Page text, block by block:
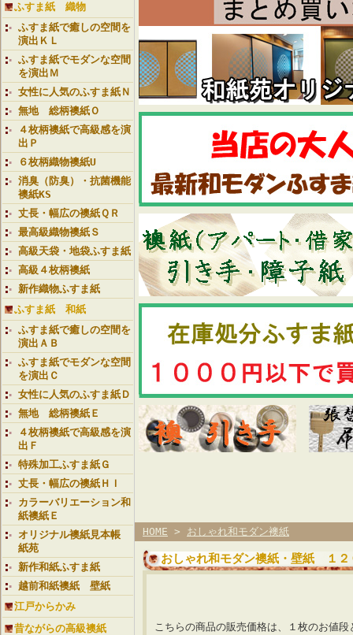
ふすま紙 織物
ふすま紙で癒しの空間を
演出ＫＬ
ふすま紙でモダンな空間
を演出Ｍ
女性に人気のふすま紙Ｎ
無地 総柄襖紙Ｏ
４枚柄襖紙で高級感を演
出Ｐ
６枚柄織物襖紙U
消臭（防臭）・抗菌機能
襖紙KS
丈長・幅広の襖紙ＱＲ
最高級織物襖紙Ｓ
高級天袋・地袋ふすま紙
高級４枚柄襖紙
新作織物ふすま紙
ふすま紙 和紙
ふすま紙で癒しの空間を
演出ＡＢ
ふすま紙でモダンな空間
を演出Ｃ
女性に人気のふすま紙Ｄ
無地 総柄襖紙Ｅ
４枚柄襖紙で高級感を演
出Ｆ
特殊加工ふすま紙Ｇ
丈長・幅広の襖紙ＨＩ
カラーバリエーション和
紙襖紙Ｅ
オリジナル襖紙見本帳
紙苑
新作和紙ふすま紙
越前和紙襖紙 壁紙
江戸からかみ
昔ながらの高級襖紙
HOME > おしゃれ和モダン襖紙
おしゃれ和モダン襖紙・壁紙 １
こちらの商品の販売価格は、１枚のお値